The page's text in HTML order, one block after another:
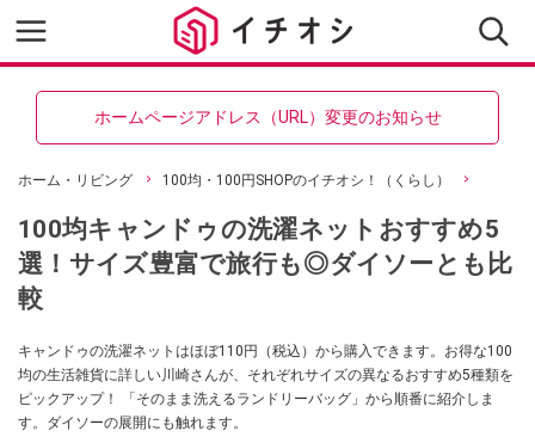
ホームページアドレス（URL）変更のお知らせ
ホーム・リビング 100均・100円SHOPのイチオシ！（くらし）
100均キャンドゥの洗濯ネットおすすめ5
選！サイズ豊富で旅行も◎ダイソーとも比
較
キャンドゥの洗濯ネットはほぼ110円（税込）から購入できます。お得な100
均の生活雑貨に詳しい川崎さんが、それぞれサイズの異なるおすすめ5種類を
ピックアップ！ 「そのまま洗えるランドリーバッグ」から順番に紹介しま
す。ダイソーの展開にも触れます。